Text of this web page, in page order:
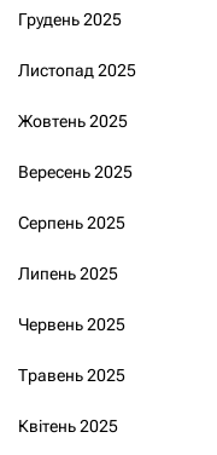
Грудень 2025
Листопад 2025
Жовтень 2025
Вересень 2025
Серпень 2025
Липень 2025
Червень 2025
Травень 2025
Квітень 2025